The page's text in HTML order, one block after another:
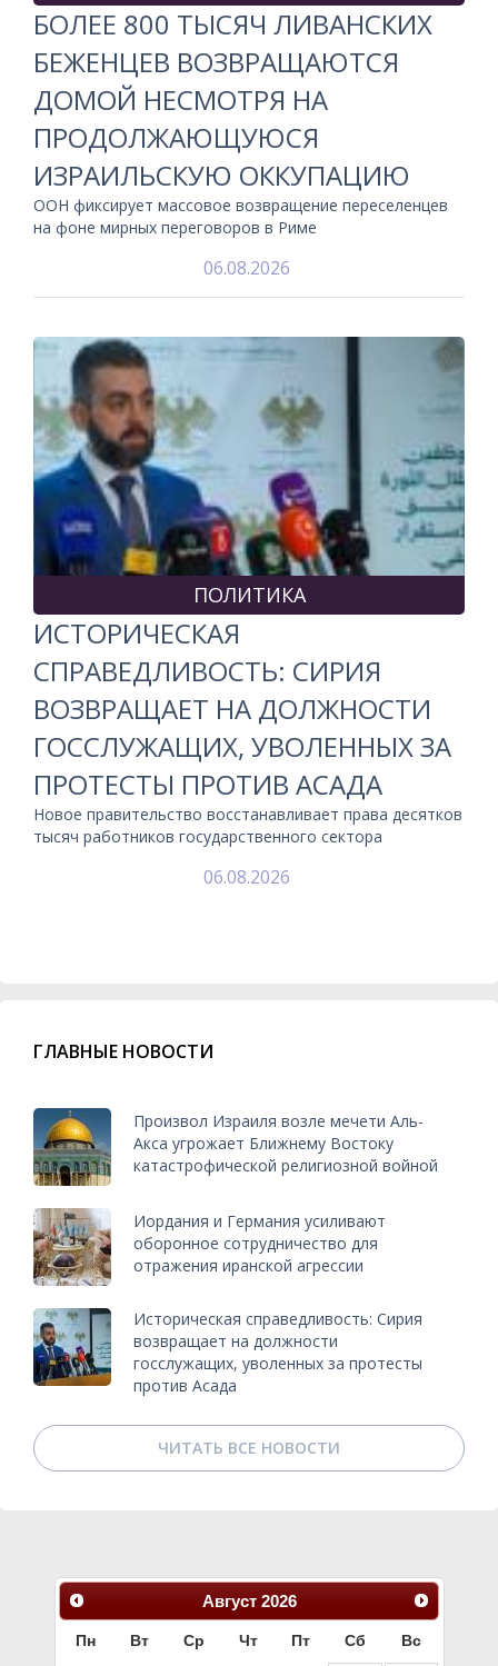
БОЛЕЕ 800 ТЫСЯЧ ЛИВАНСКИХ
БЕЖЕНЦЕВ ВОЗВРАЩАЮТСЯ
ДОМОЙ НЕСМОТРЯ НА
ПРОДОЛЖАЮЩУЮСЯ
ИЗРАИЛЬСКУЮ ОККУПАЦИЮ
ООН фиксирует массовое возвращение переселенцев
на фоне мирных переговоров в Риме
06.08.2026
ПОЛИТИКА
ИСТОРИЧЕСКАЯ
СПРАВЕДЛИВОСТЬ: СИРИЯ
ВОЗВРАЩАЕТ НА ДОЛЖНОСТИ
ГОССЛУЖАЩИХ, УВОЛЕННЫХ ЗА
ПРОТЕСТЫ ПРОТИВ АСАДА
Новое правительство восстанавливает права десятков
тысяч работников государственного сектора
06.08.2026
ГЛАВНЫЕ НОВОСТИ
Произвол Израиля возле мечети Аль-
Акса угрожает Ближнему Востоку
катастрофической религиозной войной
Иордания и Германия усиливают
оборонное сотрудничество для
отражения иранской агрессии
Историческая справедливость: Сирия
возвращает на должности
госслужащих, уволенных за протесты
против Асада
ЧИТАТЬ ВСЕ НОВОСТИ
Август 2026
Пн Вт Ср Чт Пт Сб Вс